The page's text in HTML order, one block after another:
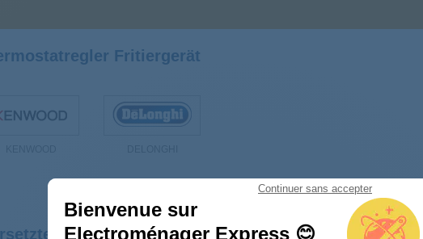
Continuer sans accepter
Bienvenue sur
Electroménager Express 😊
Fritiergerät
Thermostatregler Fritiergerät